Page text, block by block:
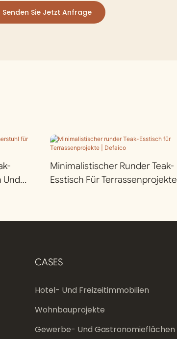
Senden Sie Jetzt Anfrage
Und
Minimalistischer Runder Teak-
Esstisch Für Terrassenprojekte |
CASES
Hotel- Und Freizeitimmobilien
Wohnbauprojekte
Gewerbe- Und Gastronomieflächen